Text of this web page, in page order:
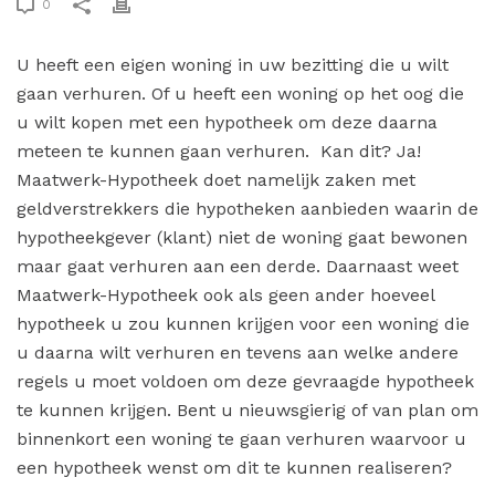
0
U heeft een eigen woning in uw bezitting die u wilt
gaan verhuren. Of u heeft een woning op het oog die
u wilt kopen met een hypotheek om deze daarna
meteen te kunnen gaan verhuren. Kan dit? Ja!
Maatwerk-Hypotheek doet namelijk zaken met
geldverstrekkers die hypotheken aanbieden waarin de
hypotheekgever (klant) niet de woning gaat bewonen
maar gaat verhuren aan een derde. Daarnaast weet
Maatwerk-Hypotheek ook als geen ander hoeveel
hypotheek u zou kunnen krijgen voor een woning die
u daarna wilt verhuren en tevens aan welke andere
regels u moet voldoen om deze gevraagde hypotheek
te kunnen krijgen. Bent u nieuwsgierig of van plan om
binnenkort een woning te gaan verhuren waarvoor u
een hypotheek wenst om dit te kunnen realiseren?